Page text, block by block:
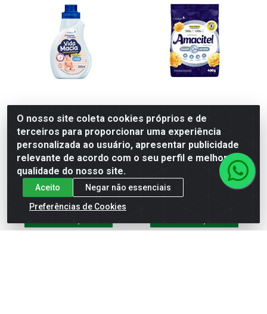
AMACIANTE VIDA MACIA
GLICERINA E ALGODÃO -
500 ML
MAIS
LAVA ROUPAS AMACITEL
TOQUE DE POESIA - 400G
Código: 10861
O nosso site coleta cookies próprios e de
terceiros para proporcionar uma experiência
personalizada ao usuário, apresentar publicidade
relevante de acordo com o seu perfil e melhorar a
qualidade do nosso site.
Aceito
Negar não essenciais
Preferências de Cookies